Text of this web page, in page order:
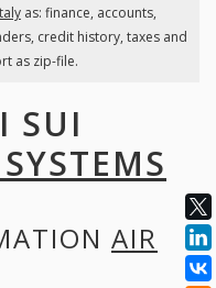
as: finance, accounts,
credit history, taxes and
as zip-file.
SUI
AIR